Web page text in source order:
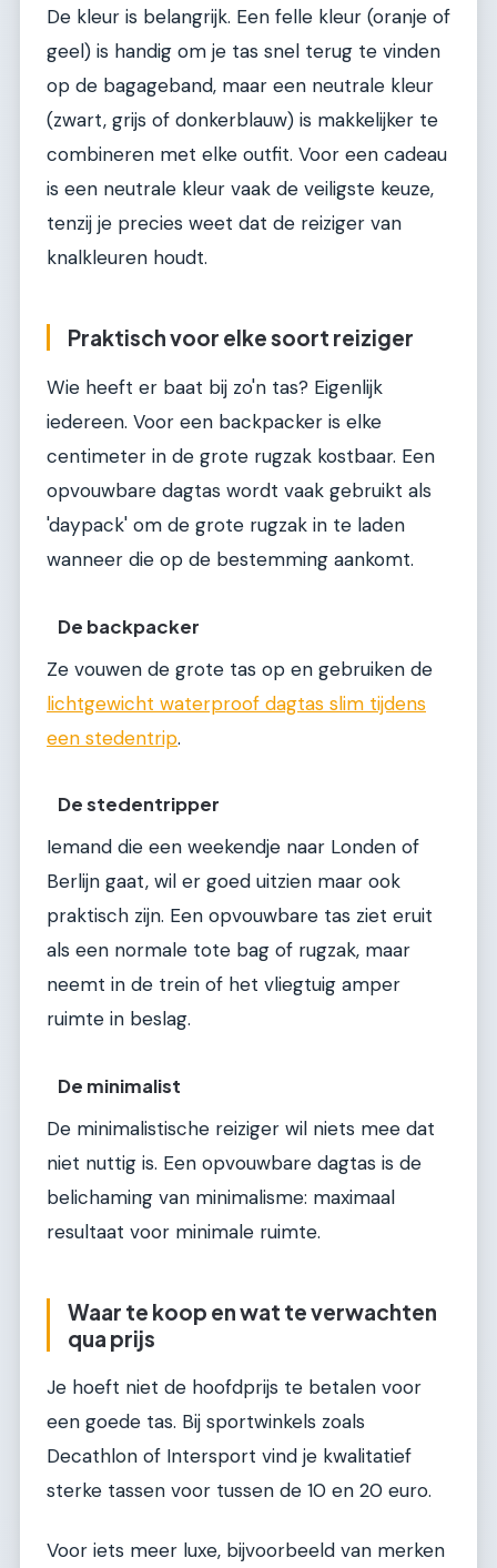
De kleur is belangrijk. Een felle kleur (oranje of
geel) is handig om je tas snel terug te vinden
op de bagageband, maar een neutrale kleur
(zwart, grijs of donkerblauw) is makkelijker te
combineren met elke outfit. Voor een cadeau
is een neutrale kleur vaak de veiligste keuze,
tenzij je precies weet dat de reiziger van
knalkleuren houdt.
Praktisch voor elke soort reiziger
Wie heeft er baat bij zo'n tas? Eigenlijk
iedereen. Voor een backpacker is elke
centimeter in de grote rugzak kostbaar. Een
opvouwbare dagtas wordt vaak gebruikt als
'daypack' om de grote rugzak in te laden
wanneer die op de bestemming aankomt.
De backpacker
Ze vouwen de grote tas op en gebruiken de
lichtgewicht waterproof dagtas slim tijdens
een stedentrip.
De stedentripper
Iemand die een weekendje naar Londen of
Berlijn gaat, wil er goed uitzien maar ook
praktisch zijn. Een opvouwbare tas ziet eruit
als een normale tote bag of rugzak, maar
neemt in de trein of het vliegtuig amper
ruimte in beslag.
De minimalist
De minimalistische reiziger wil niets mee dat
niet nuttig is. Een opvouwbare dagtas is de
belichaming van minimalisme: maximaal
resultaat voor minimale ruimte.
Waar te koop en wat te verwachten
qua prijs
Je hoeft niet de hoofdprijs te betalen voor
een goede tas. Bij sportwinkels zoals
Decathlon of Intersport vind je kwalitatief
sterke tassen voor tussen de 10 en 20 euro.
Voor iets meer luxe, bijvoorbeeld van merken